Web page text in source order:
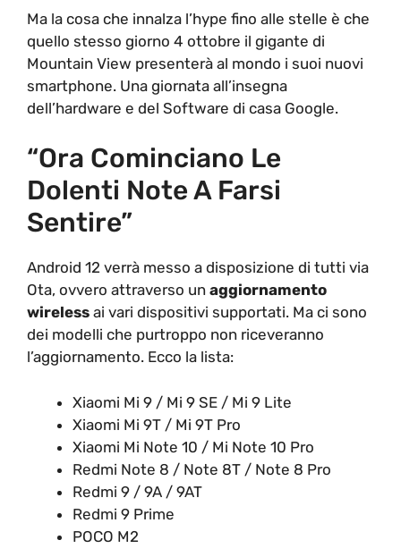
Ma la cosa che innalza l’hype fino alle stelle è che
quello stesso giorno 4 ottobre il gigante di
Mountain View presenterà al mondo i suoi nuovi
smartphone. Una giornata all’insegna
dell’hardware e del Software di casa Google.
“Ora Cominciano Le
Dolenti Note A Farsi
Sentire”
Android 12 verrà messo a disposizione di tutti via
Ota, ovvero attraverso un aggiornamento
wireless ai vari dispositivi supportati. Ma ci sono
dei modelli che purtroppo non riceveranno
l’aggiornamento. Ecco la lista:
Xiaomi Mi 9 / Mi 9 SE / Mi 9 Lite
Xiaomi Mi 9T / Mi 9T Pro
Xiaomi Mi Note 10 / Mi Note 10 Pro
Redmi Note 8 / Note 8T / Note 8 Pro
Redmi 9 / 9A / 9AT
Redmi 9 Prime
POCO M2